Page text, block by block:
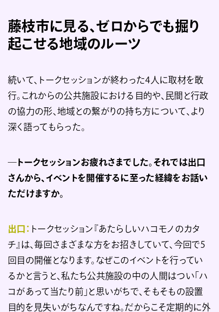
藤枝市に見る、ゼロからでも掘り
起こせる地域のルーツ
続いて、トークセッションが終わった4人に取材を敢
行。これからの公共施設における目的や、民間と行政
の協力の形、地域との繋がりの持ち方について、より
深く語ってもらった。
―トークセッションお疲れさまでした。それでは出口
さんから、イベントを開催するに至った経緯をお話い
ただけますか。
出口： トークセッション『あたらしいハコモノのカタ
チ』は、毎回さまざまな方をお招きしていて、今回で5
回目の開催となります。なぜこのイベントを行ってい
るかと言うと、私たち公共施設の中の人間はつい「ハ
コがあって当たり前」と思いがちで、そもそもの設置
目的を見失いがちなんですね。だからこそ定期的に外